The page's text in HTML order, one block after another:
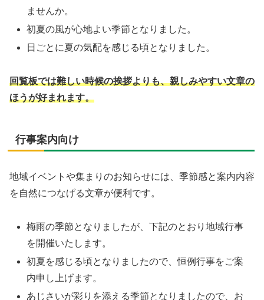
ませんか。
初夏の風が心地よい季節となりました。
日ごとに夏の気配を感じる頃となりました。
回覧板では難しい時候の挨拶よりも、親しみやすい文章の
ほうが好まれます。
行事案内向け
地域イベントや集まりのお知らせには、季節感と案内内容
を自然につなげる文章が便利です。
梅雨の季節となりましたが、下記のとおり地域行事
を開催いたします。
初夏を感じる頃となりましたので、恒例行事をご案
内申し上げます。
あじさいが彩りを添える季節となりましたので、お